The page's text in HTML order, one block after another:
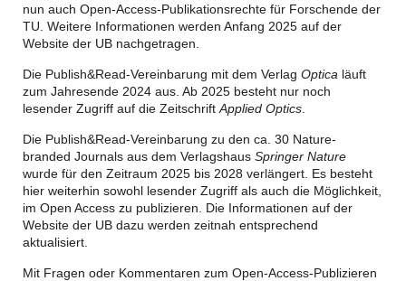
nun auch Open-Access-Publikationsrechte für Forschende der
TU. Weitere Informationen werden Anfang 2025 auf der
Website der UB nachgetragen.
Die Publish&Read-Vereinbarung mit dem Verlag Optica läuft
zum Jahresende 2024 aus. Ab 2025 besteht nur noch
lesender Zugriff auf die Zeitschrift Applied Optics
Die Publish&Read-Vereinbarung zu den ca. 30 Nature-
branded Journals aus dem Verlagshaus Springer Nature
wurde für den Zeitraum 2025 bis 2028 verlängert. Es besteht
hier weiterhin sowohl lesender Zugriff als auch die Möglichkeit,
im Open Access zu publizieren. Die Informationen auf der
Website der UB dazu werden zeitnah entsprechend
aktualisiert.
Mit Fragen oder Kommentaren zum Open-Access-Publizieren